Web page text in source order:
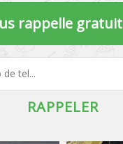
rappelle